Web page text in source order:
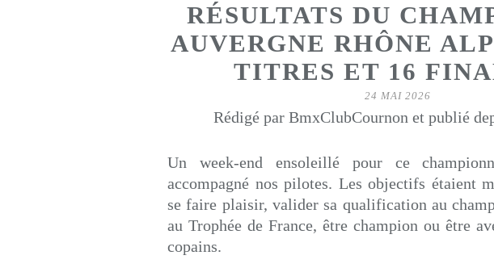
RÉSULTATS DU
AUVERGNE RHÔNE
TITRES ET 16
24 MAI 2026
Rédigé par BmxClubCournon et publié
Un week-end ensoleillé pour ce
accompagné nos pilotes. Les objectifs étaient
se faire plaisir, valider sa qualification au
au Trophée de France, être champion ou être
copains.